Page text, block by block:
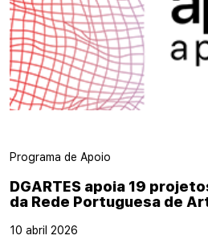
Programa de Apoio
DGARTES apoia 19
da Rede Portuguesa de
10 abril 2026